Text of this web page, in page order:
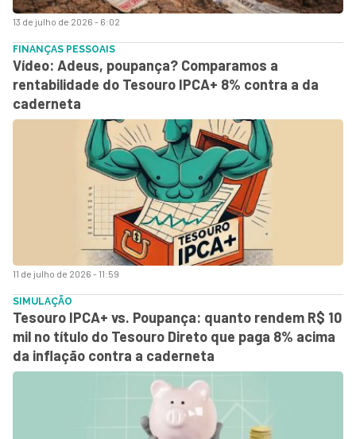
13 de julho de 2026 - 6:02
11 de julho de 2026 - 11:59
FINANÇAS PESSOAIS
Vídeo: Adeus, poupança? Comparamos a
rentabilidade do Tesouro IPCA+ 8% contra a da
caderneta
SIMULAÇÃO
Tesouro IPCA+ vs. Poupança: quanto rendem R$ 10
mil no título do Tesouro Direto que paga 8% acima
da inflação contra a caderneta